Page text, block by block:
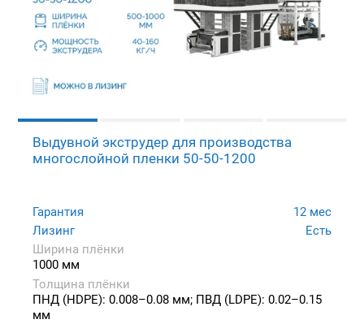
Выдувной экструдер для производства
многослойной пленки 50-50-1200
Гарантия
12 мес
Лизинг
Есть
Ширина плёнки
1000 мм
Толщина плёнки
ПНД (HDPE): 0.008–0.08 мм; ПВД (LDPE): 0.02–0.15
мм